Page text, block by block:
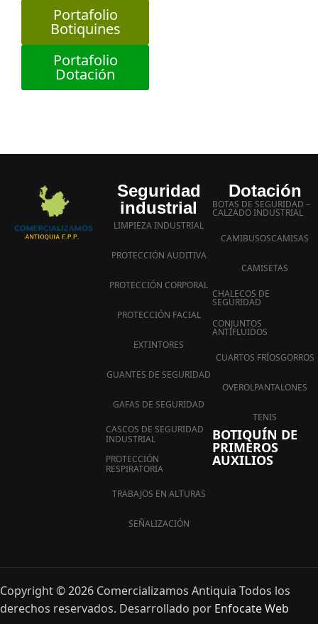
Portafolio
Botiquines
Portafolio
Dotación
Seguridad
industrial
LIMPIEZA INDUSTRIAL
PROTECCIÓN AUDITIVA
PROTECCIÓN CORPORAL
PROTECCIÓN FACIAL
EXTINTORES
GUANTES DE SEGURIDAD
GAFAS DE SEGURIDAD
CASCOS DE SEGURIDAD
INDUSTRIAL
PROTECCIÓN
RESPIRATORIA
TRABAJOS EN ALTURAS
SEÑALIZACIÓN
Dotación
BOTAS DE SEGURIDAD –
CALZADO INDUSTRIAL
CAMIBUSOSCAMISAS
CAMISETAS
CHALECOS DE
SEGURIDAD
CONJUNTOS
ANTIFLUIDOS
CUARTOS FRÍOSGORROS
OVEROLPANTALONES
TENIS
BOTIQUÍN DE
PRIMEROS
AUXILIOS
Copyright © 2026 Comercializamos Antiquia Todos los
derechos reservados. Desarrollado por Enfocate Web